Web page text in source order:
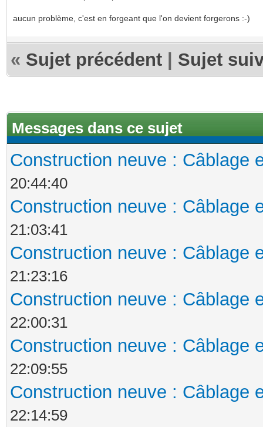
aucun problème, c'est en forgeant que l'on devient forgerons :-)
« Sujet précédent Sujet
Messages dans ce sujet
Construction neuve : Câblage
20:44:40
Construction neuve : Câblage
21:03:41
Construction neuve : Câblage
21:23:16
Construction neuve : Câblage
22:00:31
Construction neuve : Câblage
22:09:55
Construction neuve : Câblage
22:14:59